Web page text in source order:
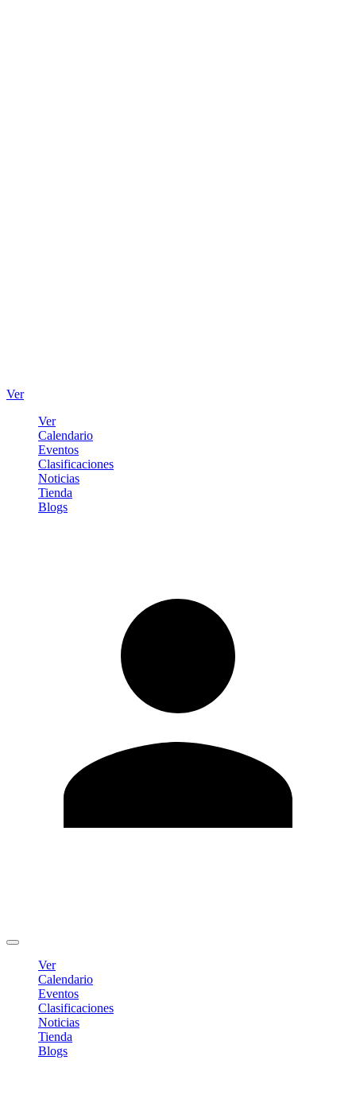
Ver
Ver
Calendario
Eventos
Clasificaciones
Noticias
Tienda
Blogs
Ver
Calendario
Eventos
Clasificaciones
Noticias
Tienda
Blogs